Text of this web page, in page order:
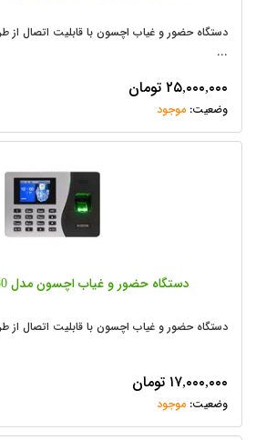
دستگاه حضور و غیاب اچسون با قابلیت اتصال
...
۲۵,۰۰۰,۰۰۰ تومان
موجود
دستگاه حضور و غیاب اچسون مدل HSOON FC 2780
دستگاه حضور و غیاب اچسون با قابلیت اتصال
۱۷,۰۰۰,۰۰۰ تومان
موجود